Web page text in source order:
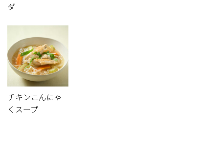
ダ
チキンこんにゃ
くスープ